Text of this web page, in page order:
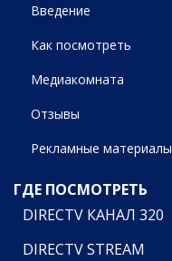
Введение
Как посмотреть
Медиакомната
Отзывы
Рекламные материалы
ГДЕ ПОСМОТРЕТЬ
DIRECTV КАНАЛ 320
DIRECTV STREAM